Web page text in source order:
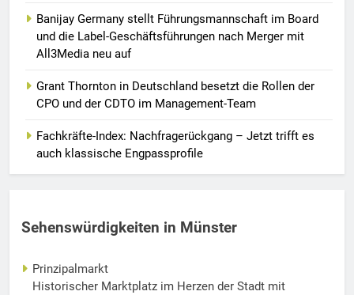
Banijay Germany stellt Führungsmannschaft im Board
und die Label-Geschäftsführungen nach Merger mit
All3Media neu auf
Grant Thornton in Deutschland besetzt die Rollen der
CPO und der CDTO im Management-Team
Fachkräfte-Index: Nachfragerückgang – Jetzt trifft es
auch klassische Engpassprofile
Sehenswürdigkeiten in Münster
Prinzipalmarkt
Historischer Marktplatz im Herzen der Stadt mit